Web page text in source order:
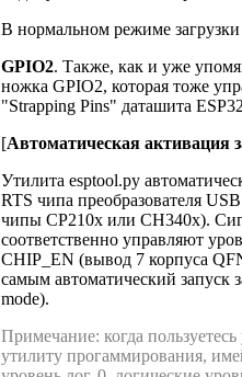
В нормальном режиме
GPIO2. Также, как и уже
ножка GPIO2, которая тоже
"Strapping Pins" даташита
[Автоматическая активация
Утилита esptool.py
RTS чипа преобразователя
чипы CP210x или CH340x).
соответственно управляют
CHIP_EN (вывод 7 корпуса
самым автоматический запуск
mode).
Примечание: когда
утилиту прогаммирования,